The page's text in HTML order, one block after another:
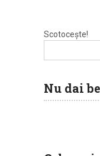
Scotocește!
Nu dai